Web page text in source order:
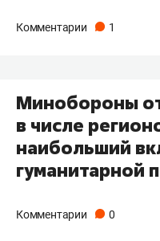
Комментарии 1
Минобороны
в числе
наибольший
гуманитарной
Комментарии 0